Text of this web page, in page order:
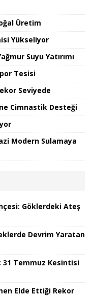
Üretim
Yükseliyor
Suyu Yatırımı
Tesisi
Seviyede
Cimnastik Desteği
Modern Sulamaya
Göklerdeki Ateş
Devrim Yaratan
Temmuz Kesintisi
Elde Ettiği Rekor